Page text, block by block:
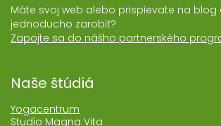
Máte svoj web alebo prispievate na blog
jednoducho zarobiť?
Zapojte sa do nášho partnerského
Naše štúdiá
Yogacentrum
Studio Magna Vita